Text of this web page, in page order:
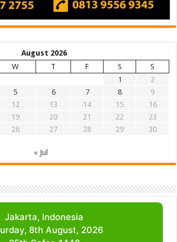
August 2026
W T F S
S
1
2
5 6 7 8
9
12 13 14 15
16
19 20 21 22
23
26 27 28 29
30
« Jul
Jakarta, Indonesia
8th August, 2026